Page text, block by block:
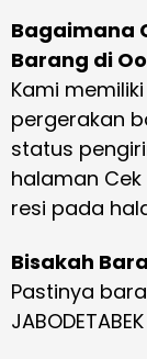
Bagaimana
Barang di
Kami
pergerakan
status
halaman Cek
resi pada
Bisakah
Pastinya